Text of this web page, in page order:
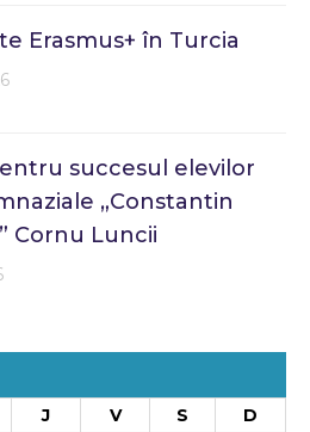
Erasmus+ în Turcia
succesul elevilor
„Constantin
Cornu Luncii
J V S
D